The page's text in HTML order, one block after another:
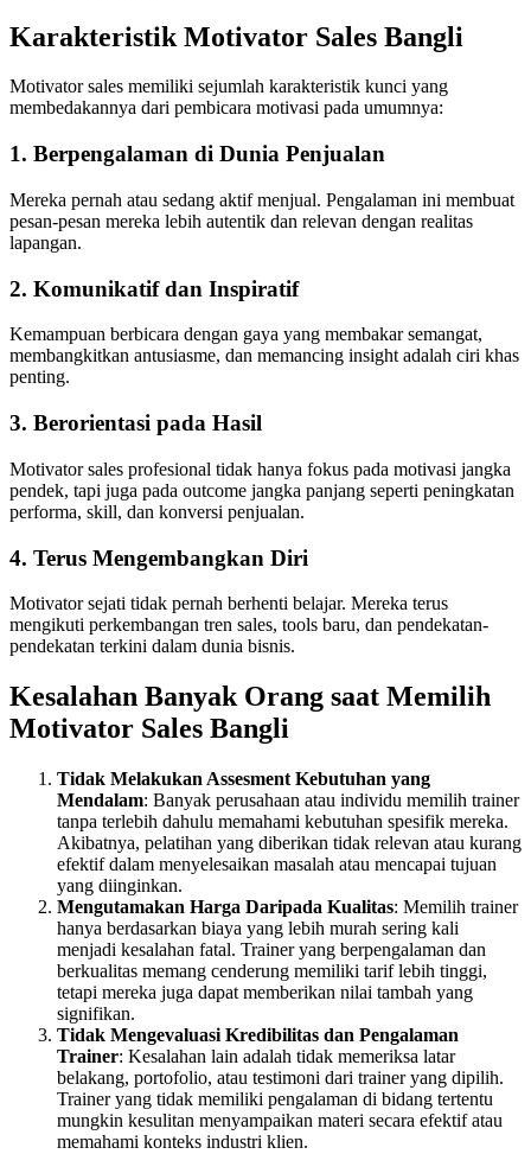
Karakteristik Motivator Sales Bangli
Motivator sales memiliki sejumlah karakteristik kunci yang
membedakannya dari pembicara motivasi pada umumnya:
1. Berpengalaman di Dunia Penjualan
Mereka pernah atau sedang aktif menjual. Pengalaman ini membuat
pesan-pesan mereka lebih autentik dan relevan dengan realitas
lapangan.
2. Komunikatif dan Inspiratif
Kemampuan berbicara dengan gaya yang membakar semangat,
membangkitkan antusiasme, dan memancing insight adalah ciri khas
penting.
3. Berorientasi pada Hasil
Motivator sales profesional tidak hanya fokus pada motivasi jangka
pendek, tapi juga pada outcome jangka panjang seperti peningkatan
performa, skill, dan konversi penjualan.
4. Terus Mengembangkan Diri
Motivator sejati tidak pernah berhenti belajar. Mereka terus
mengikuti perkembangan tren sales, tools baru, dan pendekatan-
pendekatan terkini dalam dunia bisnis.
Kesalahan Banyak Orang saat Memilih
Motivator Sales Bangli
Tidak Melakukan Assesment Kebutuhan yang
Mendalam: Banyak perusahaan atau individu memilih trainer
tanpa terlebih dahulu memahami kebutuhan spesifik mereka.
Akibatnya, pelatihan yang diberikan tidak relevan atau kurang
efektif dalam menyelesaikan masalah atau mencapai tujuan
yang diinginkan.
Mengutamakan Harga Daripada Kualitas: Memilih trainer
hanya berdasarkan biaya yang lebih murah sering kali
menjadi kesalahan fatal. Trainer yang berpengalaman dan
berkualitas memang cenderung memiliki tarif lebih tinggi,
tetapi mereka juga dapat memberikan nilai tambah yang
signifikan.
Tidak Mengevaluasi Kredibilitas dan Pengalaman
Trainer: Kesalahan lain adalah tidak memeriksa latar
belakang, portofolio, atau testimoni dari trainer yang dipilih.
Trainer yang tidak memiliki pengalaman di bidang tertentu
mungkin kesulitan menyampaikan materi secara efektif atau
memahami konteks industri klien.